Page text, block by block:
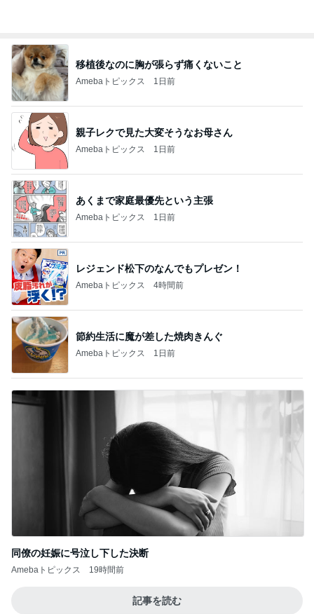
移植後なのに胸が張らず痛くないこと
Amebaトピックス 1日前
親子レクで見た大変そうなお母さん
Amebaトピックス 1日前
あくまで家庭最優先という主張
Amebaトピックス 1日前
レジェンド松下のなんでもプレゼン！
Amebaトピックス 4時間前
節約生活に魔が差した焼肉きんぐ
Amebaトピックス 1日前
同僚の妊娠に号泣し下した決断
Amebaトピックス 19時間前
記事を読む